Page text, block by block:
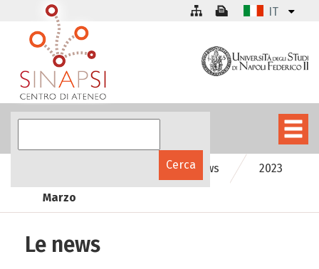
IT
Le news 2023
Marzo
Le news